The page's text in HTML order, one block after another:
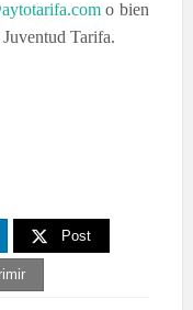
o bien
Tarifa.
Post